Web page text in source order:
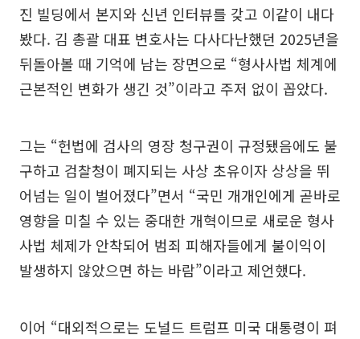
진 빌딩에서 본지와 신년 인터뷰를 갖고 이같이 내다
봤다. 김 총괄 대표 변호사는 다사다난했던 2025년을
뒤돌아볼 때 기억에 남는 장면으로 “형사사법 체계에
근본적인 변화가 생긴 것”이라고 주저 없이 꼽았다.
그는 “헌법에 검사의 영장 청구권이 규정됐음에도 불
구하고 검찰청이 폐지되는 사상 초유이자 상상을 뛰
어넘는 일이 벌어졌다”면서 “국민 개개인에게 곧바로
영향을 미칠 수 있는 중대한 개혁이므로 새로운 형사
사법 체제가 안착되어 범죄 피해자들에게 불이익이
발생하지 않았으면 하는 바람”이라고 제언했다.
이어 “대외적으로는 도널드 트럼프 미국 대통령이 펴